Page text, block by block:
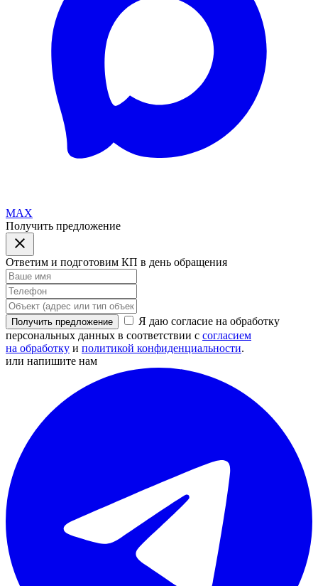
MAX
Получить предложение
Ответим и подготовим КП в день обращения
Получить предложение
Я даю согласие на обработку
персональных данных в соответствии с согласием
на обработку и политикой конфиденциальности.
или напишите нам